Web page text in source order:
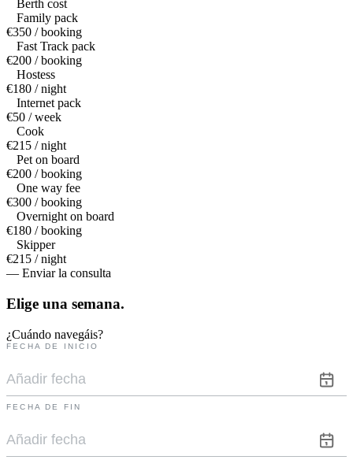
Berth cost
Family pack
€350 / booking
Fast Track pack
€200 / booking
Hostess
€180 / night
Internet pack
€50 / week
Cook
€215 / night
Pet on board
€200 / booking
One way fee
€300 / booking
Overnight on board
€180 / booking
Skipper
€215 / night
— Enviar la consulta
Elige una semana.
¿Cuándo navegáis?
FECHA DE INICIO
FECHA DE FIN